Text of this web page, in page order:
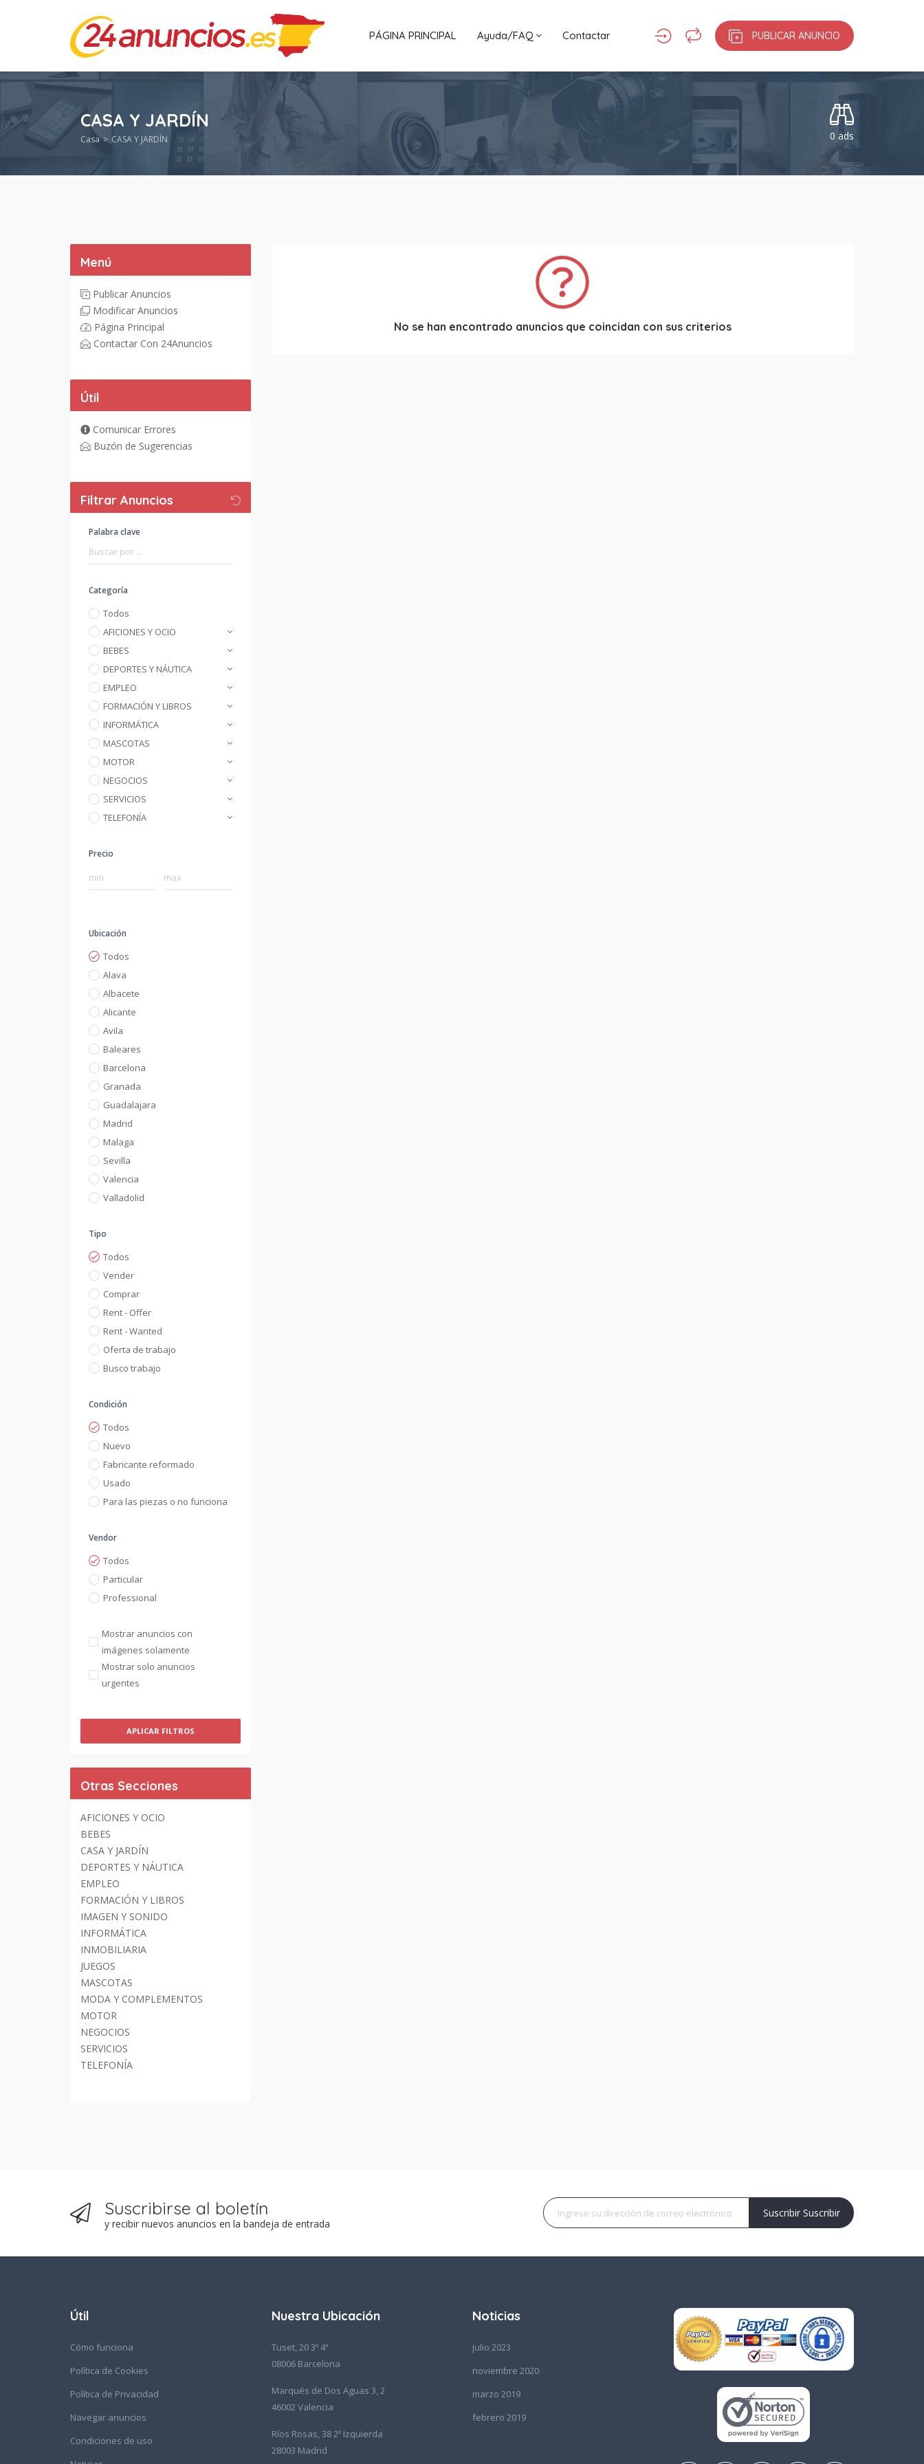
PÁGINA PRINCIPAL Ayuda/FAQ Contactar PUBLICAR ANUNCIO
CASA Y JARDÍN
Casa CASA Y JARDÍN 0 ads
Menú
Publicar Anuncios
Modificar Anuncios
Página Principal
Contactar Con 24Anuncios
Útil
Comunicar Errores
Buzón de Sugerencias
Filtrar Anuncios
Palabra clave
Categoría
Todos
AFICIONES Y OCIO
BEBES
DEPORTES Y NÁUTICA
EMPLEO
FORMACIÓN Y LIBROS
INFORMÁTICA
MASCOTAS
MOTOR
NEGOCIOS
SERVICIOS
TELEFONÍA
Precio
Ubicación
Todos
Alava
Albacete
Alicante
Avila
Baleares
Barcelona
Granada
Guadalajara
Madrid
Malaga
Sevilla
Valencia
Valladolid
Tipo
Todos
Vender
Comprar
Rent - Offer
Rent - Wanted
Oferta de trabajo
Busco trabajo
Condición
Todos
Nuevo
Fabricante reformado
Usado
Para las piezas o no funciona
Vendor
Todos
Particular
Professional
Mostrar anuncios con
imágenes solamente
Mostrar solo anuncios
urgentes
APLICAR FILTROS
Otras Secciones
AFICIONES Y OCIO
BEBES
CASA Y JARDÍN
DEPORTES Y NÁUTICA
EMPLEO
FORMACIÓN Y LIBROS
IMAGEN Y SONIDO
INFORMÁTICA
INMOBILIARIA
JUEGOS
MASCOTAS
MODA Y COMPLEMENTOS
MOTOR
NEGOCIOS
SERVICIOS
TELEFONÍA
No se han encontrado anuncios que coincidan con sus criterios
Suscribirse al boletín
y recibir nuevos anuncios en la bandeja de entrada
Suscribir Suscribir
Útil
Cómo funciona
Política de Cookies
Política de Privacidad
Navegar anuncios
Condiciones de uso
Nuestra Ubicación
Tuset, 20 3º 4ª
08006 Barcelona
Marqués de Dos Aguas 3, 2
46002 Valencia
Ríos Rosas, 38 2º Izquierda
28003 Madrid
Noticias
julio 2023
noviembre 2020
marzo 2019
febrero 2019